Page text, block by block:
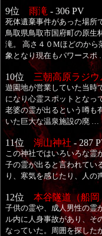
9位 雨滝 - 306 PV
死体遺棄事件があった場所
鳥取県鳥取市国府町の原生
滝。 高さ４０Mほどのから
象となり現在もパワースポ
10位 三朝高原ラジウ
遊園地が営業していた当時
になり心霊スポットとなっ
老婆の霊が出るという噂も
いた巨大な温泉施設の廃 …
11位 湖山神社 - 287
この神社ではいろいろな霊
子の霊が出ると言われてい
り、寒気を感じたり、人の
12位 本谷隧道（船
子供の霊や、成人男性の霊
ル内に人身事故があり、そ
なっていた。周囲を探した